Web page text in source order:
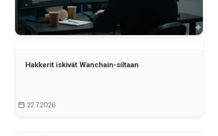
Hakkerit iskivät Wanchain-siltaan
22.7.2026